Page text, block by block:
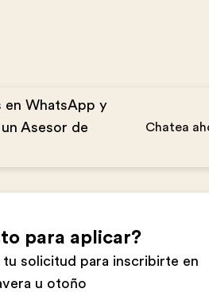
en WhatsApp y
Asesor de
Chatea
para aplicar?
tu solicitud para inscribirte en
u otoño